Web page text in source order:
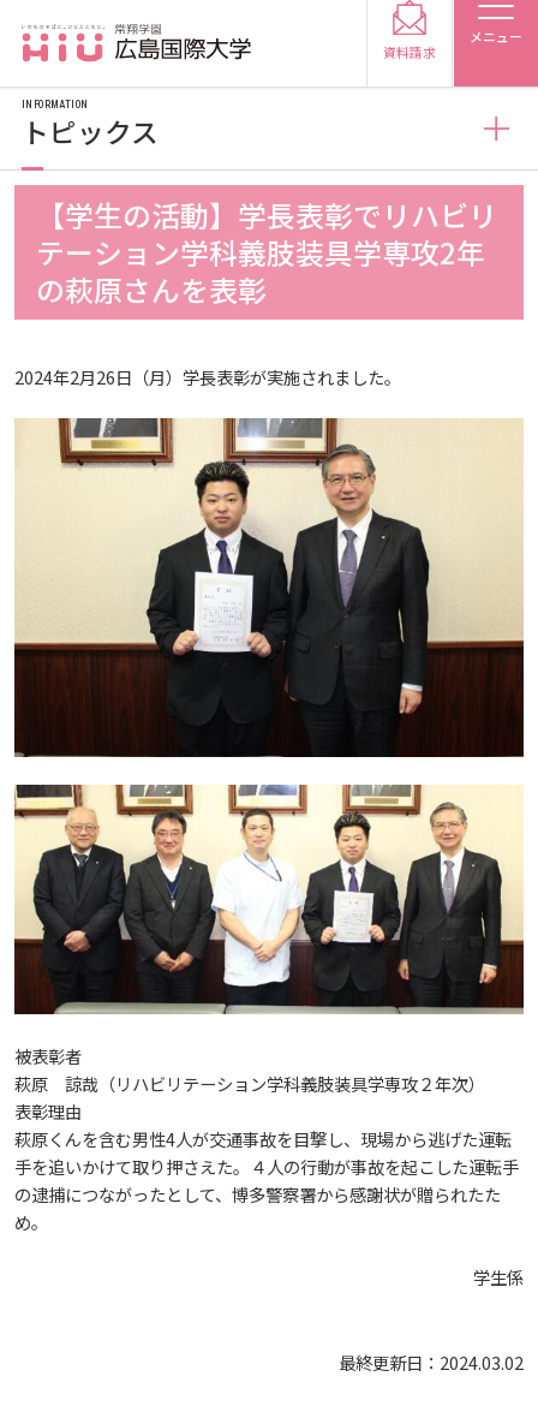
メニュー
受験生の方
受験生の保護者の方
在学生の方 卒業生の方
保護者の方 採用担当の方
広島国際大学の概要
教育の特色
将来像
教育に関する基本方針
アドミッション・ポリシー
アドミッション・ポリシー（2027年度以降入学
生）
アドミッション・ポリシー（2024～2026年度入学
生）
カリキュラム・ポリシー
カリキュラム・ポリシー（2024年度以降入学生）
カリキュラム・ポリシー（2023年度入学生）
カリキュラム・ポリシー（2020～2022年度入学
カリキュラム・ポリシー（2016～2019年度保健医
ディプロマ・ポリシー
ディプロマ・ポリシー（2024年度入学生）
ディプロマ・ポリシー（2020～2023年度入学生）
沿革
教育研究上の目的・基本組織について
研究者要覧
大学基礎データ
学費・入学金等費用について
学生生活支援について
就職支援について
動物実験に関する情報について
規定
規定・教育課程・シラバス
広島国際大学施設等貸与内規
別表第1・第2 様式第1・第2
広島国際大学倫理委員会規定
施設案内
施設紹介
東広島・呉キャンパス施設 名称・愛称
施設を動画で紹介
キャンパスの歴史を振り返る
心理臨床センター
大学広報
プレスリリース
メディア掲載情報
SNS公式アカウント
ハラスメントについて
SDGsについて
入試概要
職の種BOOK
資料請求
窓口での資料受取りについて
関連情報
交通アクセス
学園・姉妹校のご案内
お問い合わせ
保健医療学部
総合リハビリテーション学部
健康スポーツ学部
健康科学部
看護学部
薬学部
大学院・専攻科
医療科学研究科
保健医療学専攻
リハビリテーション学専攻
健康科学研究科
医療福祉学専攻
医療経営学専攻
心理学専攻
看護学研究科
看護学専攻
薬学研究科
助産学専攻科
就職・キャリア支援
就職支援
就業力育成プログラム
エクステンション講座
開講講座
就職データ
キャリア支援係利用案内
産官学連携
研究連携相談
研究者要覧
研究者情報（学会賞・研究者インタビュー）
公的研究費の責任体系について
地域連携
公開講座
公開講座
公開講座 過去の開講コース
高大連携
子ども向け体験講座
子ども向け体験講座 過去の開講コース
国際交流
国際化ビジョン
海外研修情報
アジア介護・福祉教育研修センター
アクセス
CH（中国語）
資料請求
【学生の活動】学長表彰でリハビリ
テーション学科義肢装具学専攻2年
の萩原さんを表彰
2024年2月26日（月）学長表彰が実施されました。
被表彰者
萩原 諒哉（リハビリテーション学科義肢装具学専攻２年次）
表彰理由
萩原くんを含む男性4人が交通事故を目撃し、現場から逃げた運転
手を追いかけて取り押さえた。４人の行動が事故を起こした運転手
の逮捕につながったとして、博多警察署から感謝状が贈られたた
め。
学生係
最終更新日：2024.03.02
INFORMATION
トピックス
お知らせ
2026
2024
2021
トピックス
2025
2022
2026
2023
2021
プレスリリース
2024
2022
2021
2019
2018
2017
2025
教職員の活動
2026
2024
高大連携
2024
2023
2026
2025
2023
2022
2021